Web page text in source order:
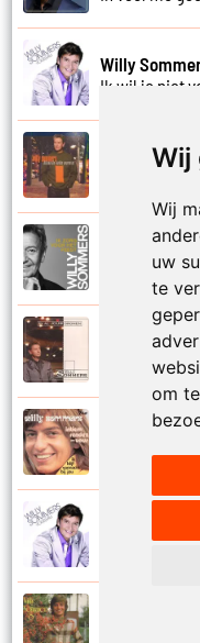
Wij
Wij
uw
te
om
Willy
Ik wil je niet
Willy
Ik zeg je stil
Willy
Ik zorg voor
Willy
In al jouw
Willy
Intiem
Is dit het